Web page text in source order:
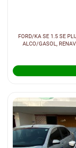
FORD/KA SE 1.5 SE
ALCO/GASOL,